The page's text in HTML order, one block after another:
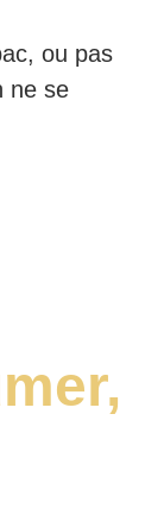
ou pas
ne se